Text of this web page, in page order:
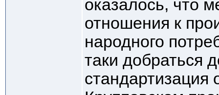
оказалось, что
отношения к
народного
таки добраться
стандартизация